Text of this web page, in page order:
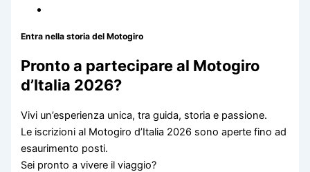
Entra nella storia del Motogiro
Pronto a partecipare al Motogiro
d’Italia 2026?
Vivi un’esperienza unica, tra guida, storia e passione.
Le iscrizioni al Motogiro d’Italia 2026 sono aperte fino ad
esaurimento posti.
Sei pronto a vivere il viaggio?